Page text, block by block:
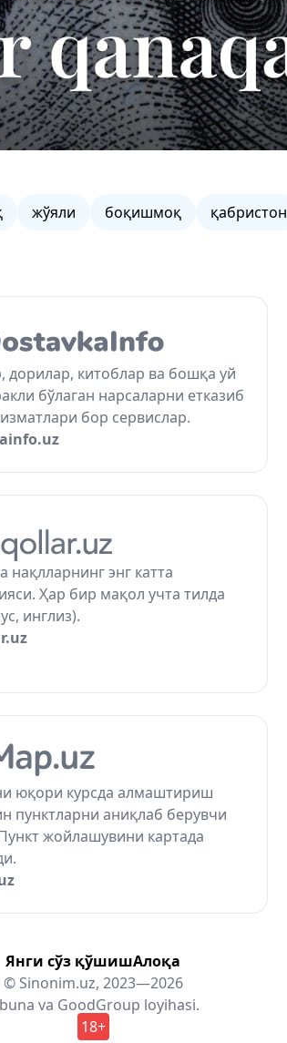
жўяли боқишмоқ қабристон
дорилар, китоблар ва бошқа уй
бўлаган нарсаларни етказиб
бор сервислар.
нақлларнинг энг катта
Ҳар бир мақол учта тилда
инглиз).
юқори курсда алмаштириш
пунктларни аниқлаб берувчи
жойлашувини картада
Янги сўз қўшишАлоқа
© Sinonim.uz, 2023—2026
va GoodGroup loyihasi.
18+